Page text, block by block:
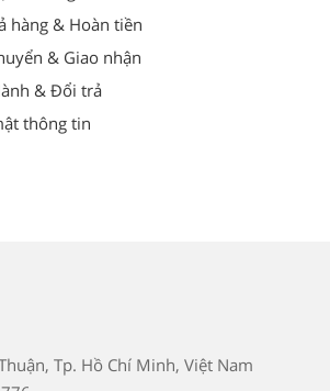
hàng & Hoàn tiền
& Giao nhận
& Đổi trả
thông tin
Tp. Hồ Chí Minh, Việt Nam